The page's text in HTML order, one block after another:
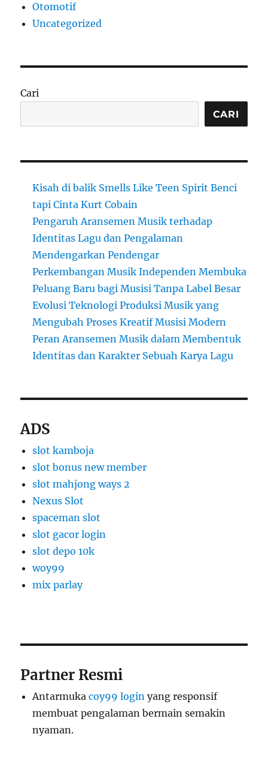
Otomotif
Uncategorized
Cari
CARI
Kisah di balik Smells Like Teen Spirit Benci
tapi Cinta Kurt Cobain
Pengaruh Aransemen Musik terhadap
Identitas Lagu dan Pengalaman
Mendengarkan Pendengar
Perkembangan Musik Independen Membuka
Peluang Baru bagi Musisi Tanpa Label Besar
Evolusi Teknologi Produksi Musik yang
Mengubah Proses Kreatif Musisi Modern
Peran Aransemen Musik dalam Membentuk
Identitas dan Karakter Sebuah Karya Lagu
ADS
slot kamboja
slot bonus new member
slot mahjong ways 2
Nexus Slot
spaceman slot
slot gacor login
slot depo 10k
woy99
mix parlay
Partner Resmi
Antarmukacoy99 login yang responsif
membuat pengalaman bermain semakin
nyaman.